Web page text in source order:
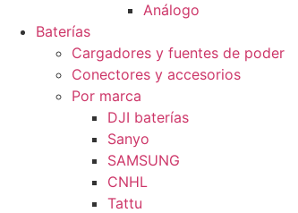
Análogo
Baterías
Cargadores y fuentes de poder
Conectores y accesorios
Por marca
DJI baterías
Sanyo
SAMSUNG
CNHL
Tattu